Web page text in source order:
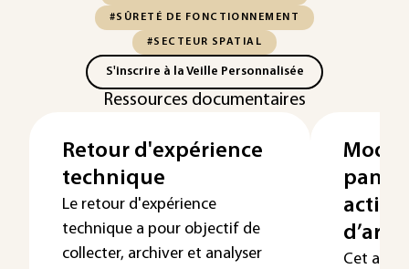
#SÛRETÉ DE FONCTIONNEMENT
#SECTEUR SPATIAL
S'inscrire à la Veille Personnalisée
Ressources documentaires
Retour d'expérience
technique
Le retour d'expérience
technique a pour objectif de
collecter, archiver et analyser
active
Cet